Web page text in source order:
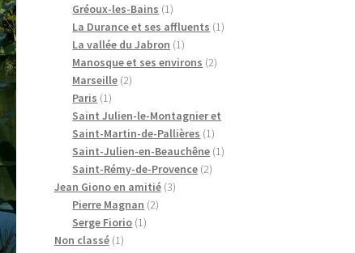
Gréoux-les-Bains (1)
La Durance et ses affluents (1)
La vallée du Jabron (1)
Manosque et ses environs (2)
Marseille (2)
Paris (1)
Saint Julien-le-Montagnier et
Saint-Martin-de-Pallières (1)
Saint-Julien-en-Beauchêne (1)
Saint-Rémy-de-Provence (2)
Jean Giono en amitié(3)
Pierre Magnan (2)
Serge Fiorio (1)
Non classé(1)